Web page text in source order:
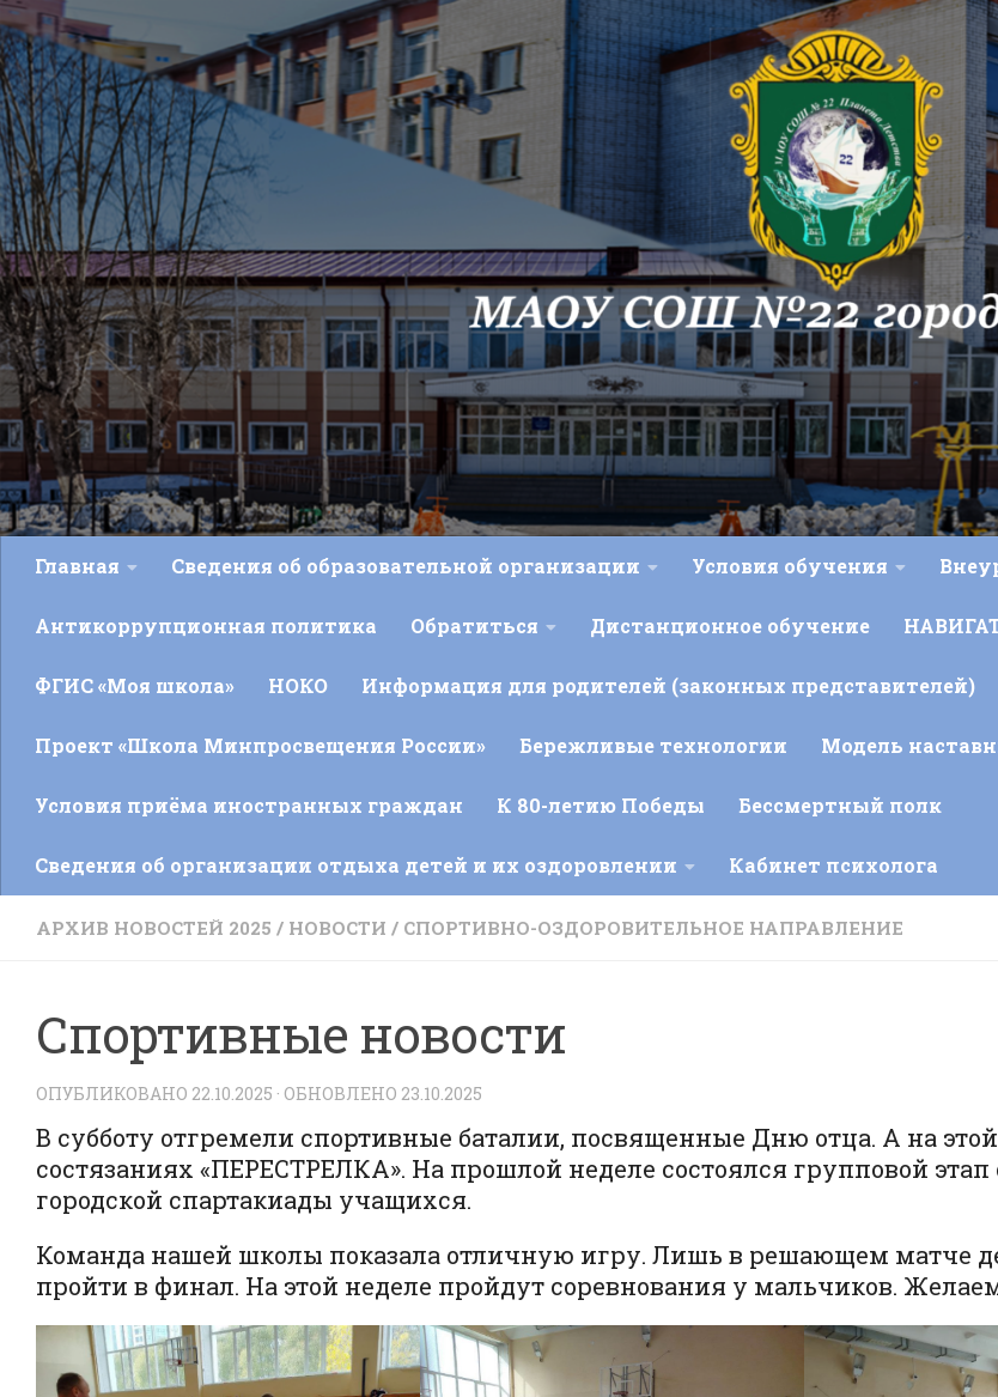
Skip to content
Главная Сведения об образовательной организации Условия обучения
Антикоррупционная политика Обратиться Дистанционное обучение
ФГИС «Моя школа» НОКО Информация для родителей (законных представителей)
Проект «Школа Минпросвещения России» Бережливые технологии Модель
Условия приёма иностранных граждан К 80-летию Победы Бессмертный полк
Сведения об организации отдыха детей и их оздоровлении Кабинет психолога
АРХИВ НОВОСТЕЙ 2025 / НОВОСТИ / СПОРТИВНО-ОЗДОРОВИТЕЛЬНОЕ НАПРАВЛЕНИЕ
Спортивные новости
ОПУБЛИКОВАНО 22.10.2025 · ОБНОВЛЕНО 23.10.2025
В субботу отгремели спортивные баталии, посвященные Дню отца. А на
состязаниях «ПЕРЕСТРЕЛКА». На прошлой неделе состоялся групповой
городской спартакиады учащихся.
Команда нашей школы показала отличную игру. Лишь в решающем матче
пройти в финал. На этой неделе пройдут соревнования у мальчиков.